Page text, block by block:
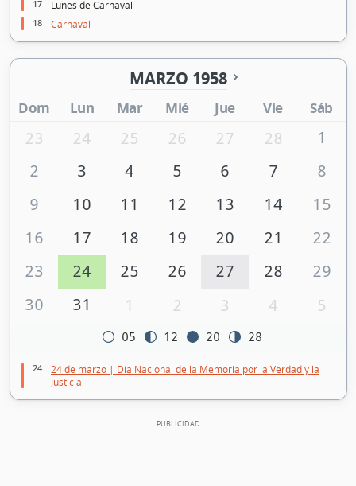
17 Lunes de Carnaval
18 Carnaval
MARZO 1958
Dom Lun Mar Mié Jue Vie Sáb
23 24 25 26 27 28
1
2
3 4 5 6 7
8
9
10 11 12 13 14
15
16
17 18 19 20 21
22
23
24 25 26 27 28
29
30
31 1 2 3 4 5
05 12 20 28
24
24 de marzo | Día Nacional de la Memoria por la Verdad y la
Justicia